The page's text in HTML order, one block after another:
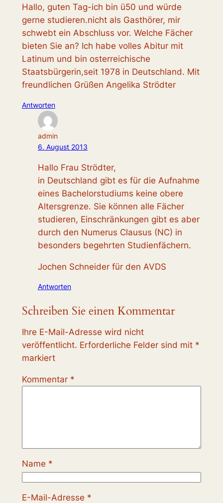
Hallo, guten Tag-ich bin ü50 und würde
gerne studieren.nicht als Gasthörer, mir
schwebt ein Abschluss vor. Welche Fächer
bieten Sie an? Ich habe volles Abitur mit
Latinum und bin osterreichische
Staatsbürgerin,seit 1978 in Deutschland. Mit
freundlichen Grüßen Angelika Strödter
Antworten
admin
6. August 2013
Hallo Frau Strödter,
in Deutschland gibt es für die Aufnahme
eines Bachelorstudiums keine obere
Altersgrenze. Sie können alle Fächer
studieren, Einschränkungen gibt es aber
durch den Numerus Clausus (NC) in
besonders begehrten Studienfächern.
Jochen Schneider für den AVDS
Antworten
Schreiben Sie einen Kommentar
Ihre E-Mail-Adresse wird nicht
veröffentlicht. Erforderliche Felder sind mit *
markiert
Kommentar *
Name *
E-Mail-Adresse *